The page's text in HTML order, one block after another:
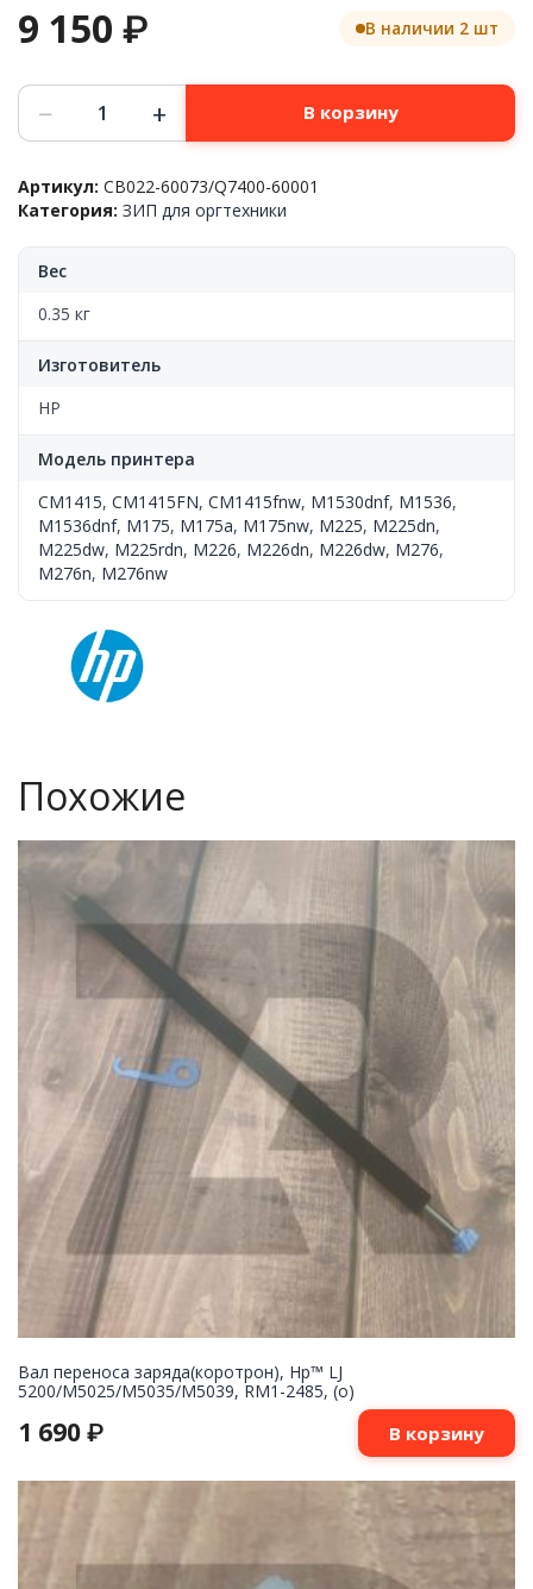
9 150 ₽ В наличии 2 шт
Количество
товара
Mотор
в
сборе
редуктором
LaserJet
M1536dnf/CM1415fn/nw,
60001/CB022-
60073,
OEM
− + В корзину
Артикул: CB022-60073/Q7400-60001
Категория: ЗИП для оргтехники
Вес
0.35 кг
Изготовитель
HP
Модель принтера
CM1415, CM1415FN, CM1415fnw, M1530dnf, M1536,
M1536dnf, M175, M175a, M175nw, M225, M225dn,
M225dw, M225rdn, M226, M226dn, M226dw, M276,
M276n, M276nw
Похожие
Вал переноса заряда(коротрон), Hp™ LJ
5200/M5025/M5035/M5039, RM1-2485, (о)
1 690 ₽ В корзину